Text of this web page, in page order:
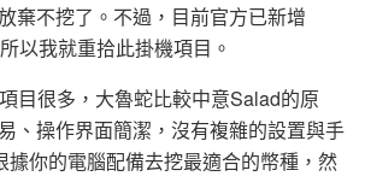
棄不挖了。不過，目前官方已新增
以我就重拾此掛機項目。
很多，大魯蛇比較中意Salad的原
、操作界面簡潔，沒有複雜的設置與手
據你的電腦配備去挖最適合的幣種，然